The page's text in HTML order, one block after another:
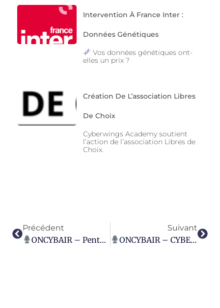
Intervention À France Inter :
Données Génétiques
Vos données génétiques ont-
elles un prix ?
Création De L’association Libres
De Choix
Cyberwings Academy soutient
l’action de l’association Libres de
Choix.
Précédent
ONCYBAIR – Pentest L’art De Choisir Quand (et Par Qui) Se Faire Hacker
Suivant
ONCYBAIR – CYBER & MARITIME